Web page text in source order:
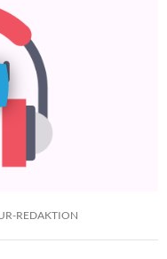
REDAKTION